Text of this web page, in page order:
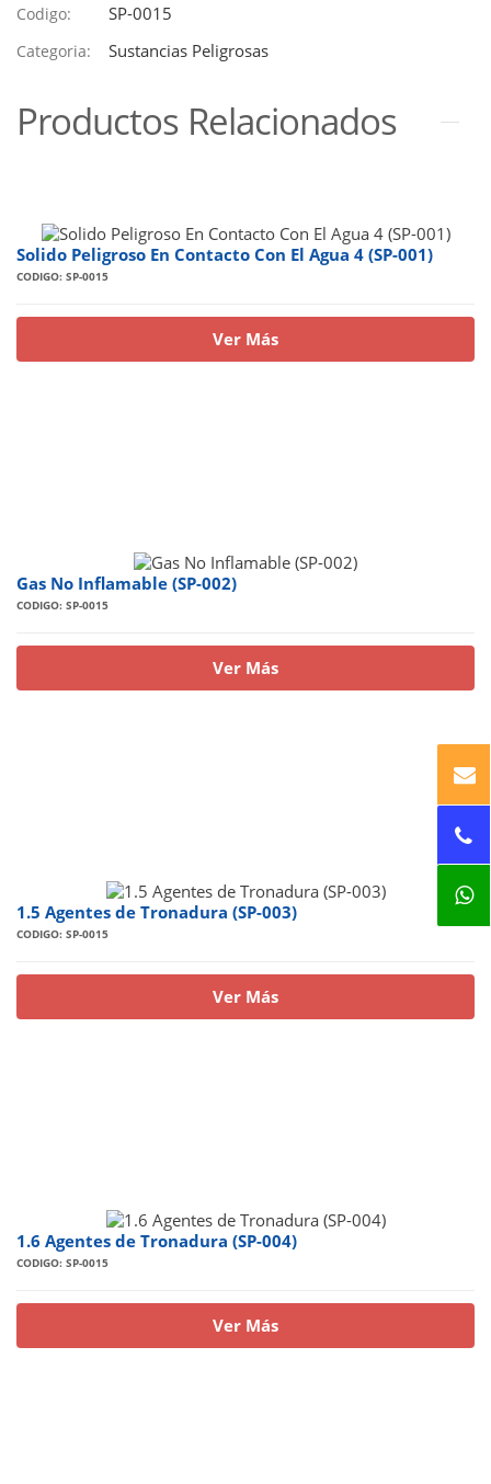
Codigo: SP-0015
Categoria: Sustancias Peligrosas
Productos Relacionados
Solido Peligroso En Contacto Con El Agua 4 (SP-001)
CODIGO: SP-0015
Ver Más
Gas No Inflamable (SP-002)
CODIGO: SP-0015
Ver Más
1.5 Agentes de Tronadura (SP-003)
CODIGO: SP-0015
Ver Más
1.6 Agentes de Tronadura (SP-004)
CODIGO: SP-0015
Ver Más